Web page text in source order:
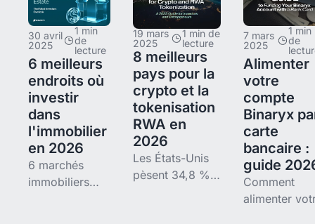
en 2026, mais
la plateforme
reste
cantonnée au
résidentiel
locatif
américain. Ce
guide compare
10 alternatives
à
2026 : c'est la
plus grande
plateforme
d'investissement
alternatif
2030.
de 40 à 60
par rapport
littoral
+30 % de
tourisme
depuis 2022
Kolasin
30 avril
2025
1 min
de
lecture
6 meilleurs
endroits où
investir
dans
l'immobilier
en 2026
6 marchés
immobiliers
19 mars
2025
1 min de
lecture
8 meilleurs
pays pour la
crypto et la
tokenisation
RWA en
2026
Les États-Unis
pèsent 34,8 %
7 mars
2025
1 min
de
Alimenter
votre
compte
Binaryx
carte
bancaire :
guide
Comment
alimenter